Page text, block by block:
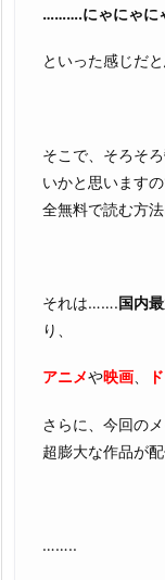
……….にゃにゃ
といった感じだと
そこで、そろそ
いかと思います
全無料で読む方
それは…….国内
り、
アニメや映画、
さらに、今回のメ
超膨大な作品が配
……..